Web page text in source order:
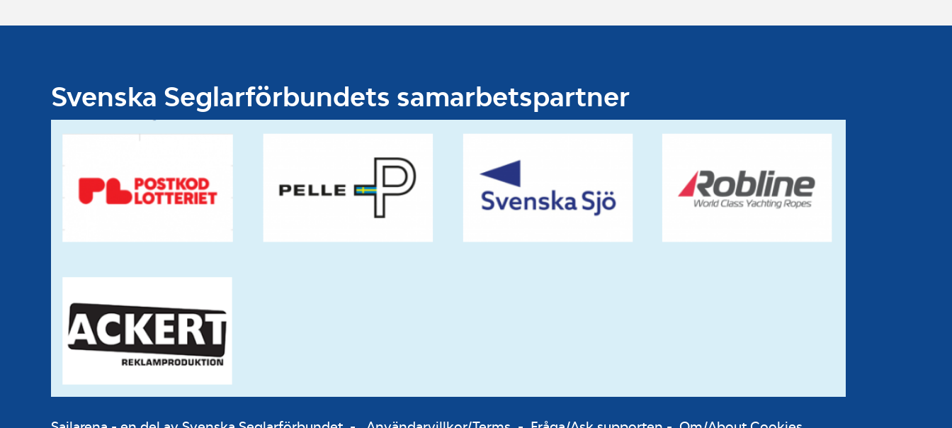
Svenska Seglarförbundets samarbetspartner